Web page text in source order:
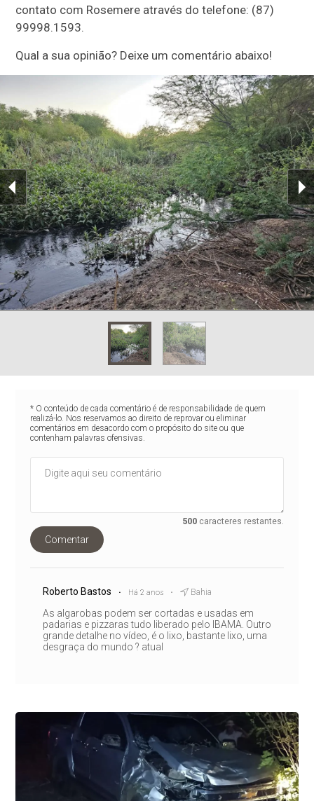
contato com Rosemere através do telefone: (87)
99998.1593.
Qual a sua opinião? Deixe um comentário abaixo!
* O conteúdo de cada comentário é de responsabilidade de quem
realizá-lo. Nos reservamos ao direito de reprovar ou eliminar
comentários em desacordo com o propósito do site ou que
contenham palavras ofensivas.
500 caracteres restantes.
Comentar
Roberto Bastos Há 2 anos Bahia
As algarobas podem ser cortadas e usadas em
padarias e pizzaras tudo liberado pelo IBAMA. Outro
grande detalhe no vídeo, é o lixo, bastante lixo, uma
desgraça do mundo ? atual